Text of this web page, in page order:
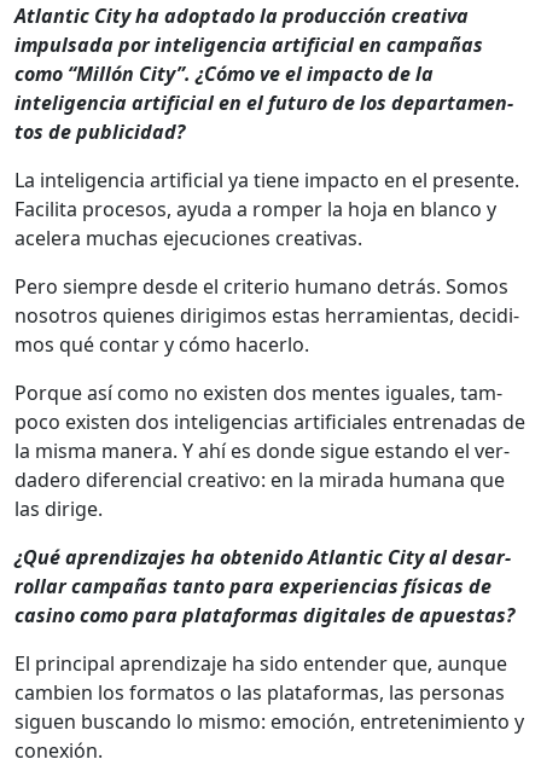
Atlantic City ha adop­ta­do la pro­duc­ción cre­ati­va
impul­sa­da por inteligen­cia arti­fi­cial en cam­pañas
como “Mil­lón City”. ¿Cómo ve el impacto de la
inteligen­cia arti­fi­cial en el futuro de los depar­ta­men­
tos de pub­li­ci­dad?
La inteligen­cia arti­fi­cial ya tiene impacto en el pre­sente.
Facili­ta pro­ce­sos, ayu­da a romper la hoja en blan­co y
acel­era muchas eje­cu­ciones cre­ati­vas.
Pero siem­pre des­de el cri­te­rio humano detrás. Somos
nosotros quienes dirigi­mos estas her­ramien­tas, decidi­
mos qué con­tar y cómo hac­er­lo.
Porque así como no exis­ten dos mentes iguales, tam­
poco exis­ten dos inteligen­cias arti­fi­ciales entre­nadas de
la mis­ma man­era. Y ahí es donde sigue estando el ver­
dadero difer­en­cial cre­ati­vo: en la mira­da humana que
las dirige.
¿Qué apren­diza­jes ha obtenido Atlantic City al desar­
rol­lar cam­pañas tan­to para expe­ri­en­cias físi­cas de
casi­no como para platafor­mas dig­i­tales de apues­tas?
El prin­ci­pal apren­diza­je ha sido enten­der que, aunque
cam­bi­en los for­matos o las platafor­mas, las per­sonas
siguen bus­can­do lo mis­mo: emo­ción, entreten­imien­to y
conex­ión.